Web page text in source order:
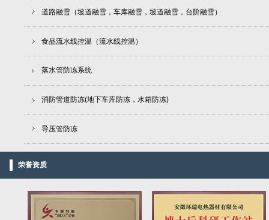
道路融雪（坡道融雪，车库融雪，坡道融雪，台阶融雪）
食品流水线控温（流水线控温）
落水管防冻系统
消防管道防冻(地下车库防冻，水箱防冻)
导压管防冻
荣誉资质